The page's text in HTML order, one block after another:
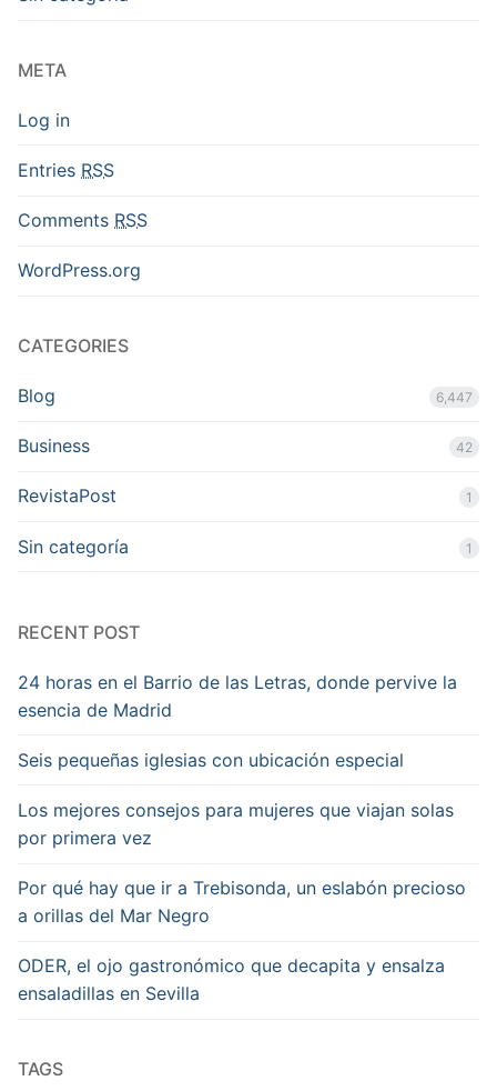
META
Log in
Entries RSS
Comments RSS
WordPress.org
CATEGORIES
Blog 6,447
Business 42
RevistaPost 1
Sin categoría 1
RECENT POST
24 horas en el Barrio de las Letras, donde pervive la
esencia de Madrid
Seis pequeñas iglesias con ubicación especial
Los mejores consejos para mujeres que viajan solas
por primera vez
Por qué hay que ir a Trebisonda, un eslabón precioso
a orillas del Mar Negro
ODER, el ojo gastronómico que decapita y ensalza
ensaladillas en Sevilla
TAGS